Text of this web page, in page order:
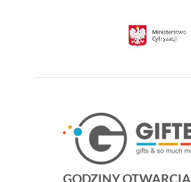
GODZINY OTWARCIA